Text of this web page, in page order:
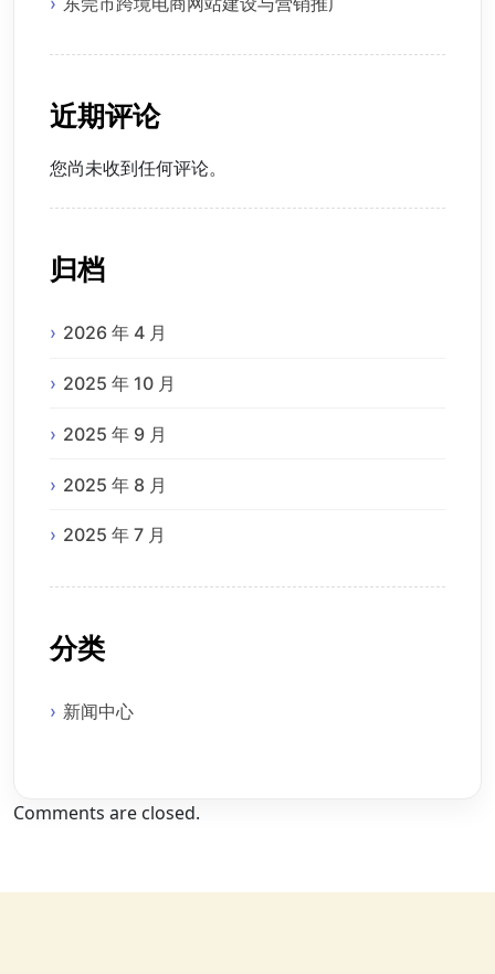
近期评论
您尚未收到任何评论。
归档
2026 年 4 月
2025 年 10 月
2025 年 9 月
2025 年 8 月
2025 年 7 月
分类
新闻中心
Comments are closed.